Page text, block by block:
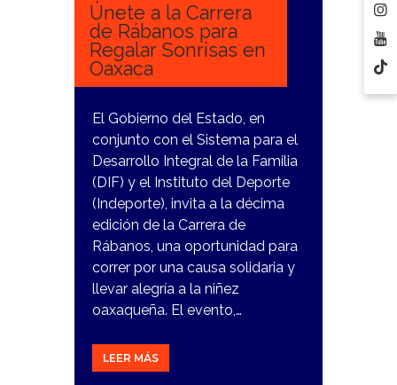
Únete a la Carrera
de Rábanos para
Regalar Sonrisas en
Oaxaca
El Gobierno del Estado, en
conjunto con el Sistema para el
Desarrollo Integral de la Familia
(DIF) y el Instituto del Deporte
(Indeporte), invita a la décima
edición de la Carrera de
Rábanos, una oportunidad para
correr por una causa solidaria y
llevar alegría a la niñez
oaxaqueña. El evento,…
LEER MÁS